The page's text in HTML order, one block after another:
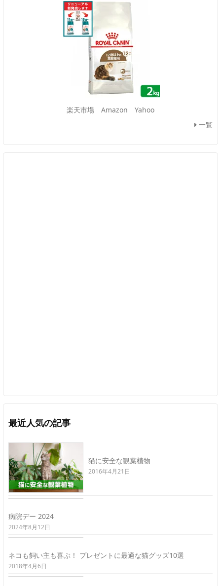
楽天市場 Amazon
Yahoo
一覧
最近人気の記事
猫に安全な観葉植物
2016年4月21日
病院デー 2024
2024年8月12日
ネコも飼い主も喜ぶ！ プレゼントに最適な猫グッズ10選
2018年4月6日